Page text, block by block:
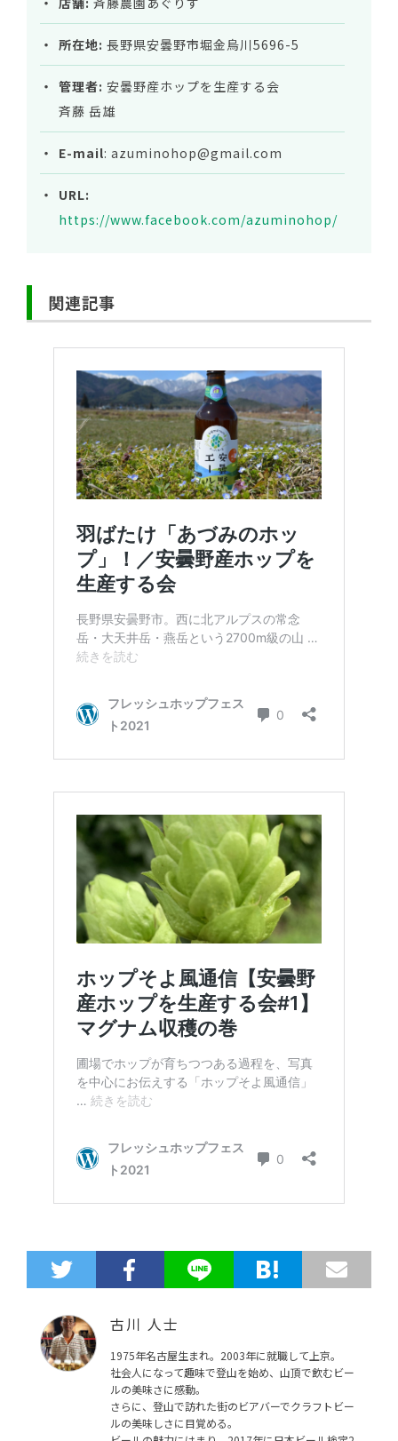
所在地: 長野県安曇野市堀金烏川5696-5
管理者: 安曇野産ホップを生産する会
斉藤 岳雄
E-mail: azuminohop@gmail.com
URL:
https://www.facebook.com/azuminohop/
関連記事
古川 人士
1975年名古屋生まれ。2003年に就職して上京。
社会人になって趣味で登山を始め、山頂で飲むビー
ルの美味さに感動。
さらに、登山で訪れた街のビアバーでクラフトビー
ルの美味しさに目覚める。